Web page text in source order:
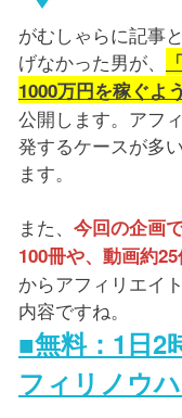
がむしゃらに記事
げなかった男が、
1000万円を稼ぐよ
公開します。アフ
発するケースが多
ます。
また、 今回の企画
100冊や、動画約
からアフィリエイ
内容ですね。
■無料：1日2
フィリノウ